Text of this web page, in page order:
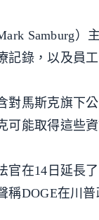
Samburg）
記錄，以及員
對馬斯克旗下
可能取得這些資
官在14日延長
稱DOGE在川